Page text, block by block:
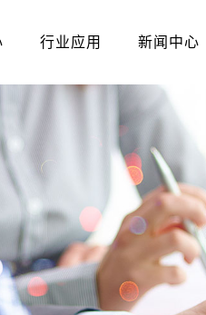
行业应用 新闻中心